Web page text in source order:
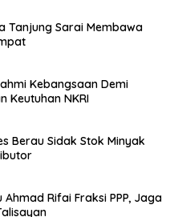
Tanjung Sarai Membawa
Kebangsaan Demi
Keutuhan NKRI
Berau Sidak Stok Minyak
Ahmad Rifai Fraksi PPP, Jaga